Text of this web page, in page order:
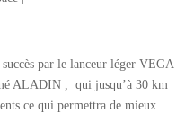
par le lanceur léger VEGA
ALADIN , qui jusqu’à 30 km
ce qui permettra de mieux